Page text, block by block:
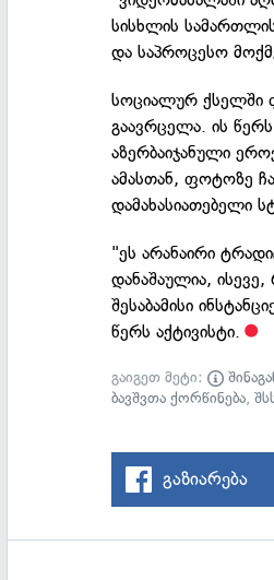
სისხლის
და საპროცესო
სოციალურ ქსელში
გაავრცელა. ის
აზერბაიჯანული
ამასთან, ფოტოზე
დამახასიათებელი
"ეს არანაირი
დანაშაულია,
შესაბამისი
წერს აქტივისტი.
გაიგეთ მეტი:
ბავშვთა ქორწინება,
გაზიარება